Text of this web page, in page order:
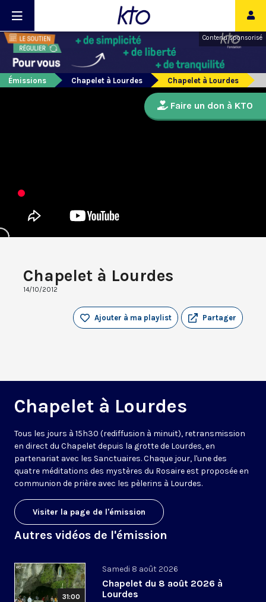
Contenu sponsorisé
Émissions Chapelet à Lourdes Chapelet à Lourdes
Chapelet à Lourdes
14/10/2012
Partager
Ajouter à ma playlist
Chapelet à Lourdes
Tous les jours à 15h30 (rediffusion à minuit), retransmission
en direct du Chapelet depuis la grotte de Lourdes, en
partenariat avec les Sanctuaires. Chaque jour, l'une des
quatre méditations des mystères du Rosaire est proposée en
communion de prière avec les pèlerins à Lourdes.
Visiter la page de l'émission
Autres vidéos de l'émission
31:00
Samedi 8 août 2026
Chapelet du 8 août 2026 à
Lourdes
Faire un don à KTO